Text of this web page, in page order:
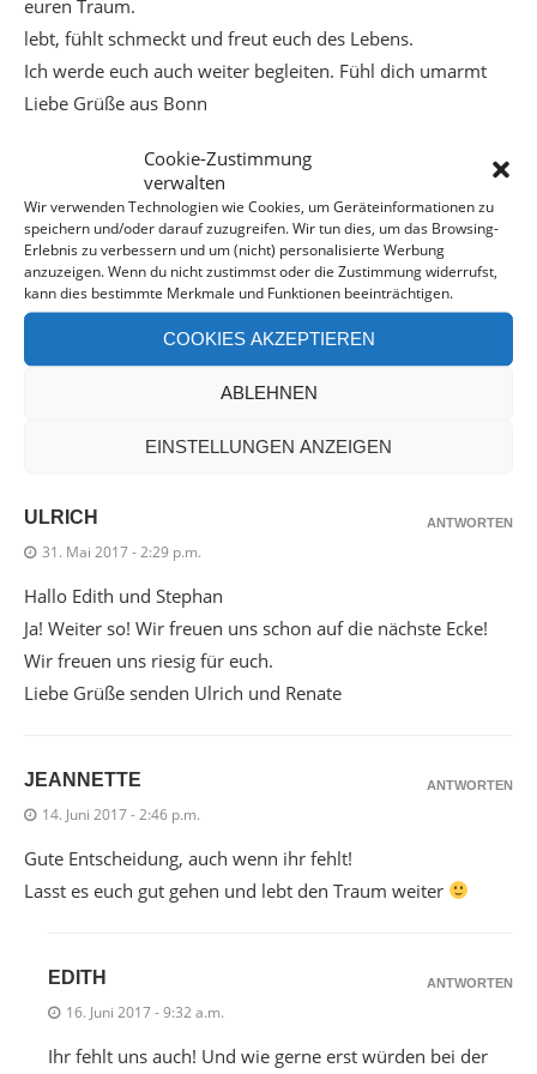
Cookie-Zustimmung
verwalten
Wir verwenden Technologien wie Cookies, um Geräteinformationen zu
speichern und/oder darauf zuzugreifen. Wir tun dies, um das Browsing-
Erlebnis zu verbessern und um (nicht) personalisierte Werbung
anzuzeigen. Wenn du nicht zustimmst oder die Zustimmung widerrufst,
kann dies bestimmte Merkmale und Funktionen beeinträchtigen.
COOKIES AKZEPTIEREN
ABLEHNEN
EINSTELLUNGEN ANZEIGEN
euren Traum.
lebt, fühlt schmeckt und freut euch des Lebens.
Ich werde euch auch weiter begleiten. Fühl dich umarmt
Liebe Grüße aus Bonn
EDITH
29. Mai 2017 - 10:12 a.m.
Liebe Britta,
es freut mich, dass Du immer noch dabei bist und drück
Dich zurück!
Alles Liebe von Koh Phan Ngan und grüsse mir alle.
ANTWORTEN
ULRICH
31. Mai 2017 - 2:29 p.m.
Hallo Edith und Stephan
Ja! Weiter so! Wir freuen uns schon auf die nächste Ecke!
Wir freuen uns riesig für euch.
Liebe Grüße senden Ulrich und Renate
ANTWORTEN
JEANNETTE
14. Juni 2017 - 2:46 p.m.
Gute Entscheidung, auch wenn ihr fehlt!
Lasst es euch gut gehen und lebt den Traum weiter
ANTWORTEN
EDITH
16. Juni 2017 - 9:32 a.m.
Ihr fehlt uns auch! Und wie gerne erst würden bei der
ANTWORTEN